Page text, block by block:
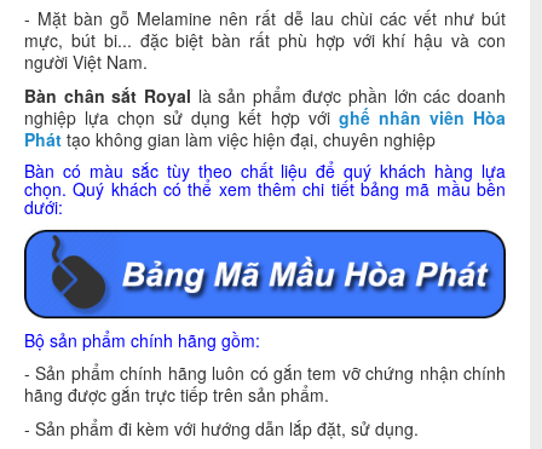
- Mặt bàn gỗ Melamine nên rất dễ lau chùi các vết như bút
mực, bút bi... đặc biệt bàn rất phù hợp với khí hậu và con
người Việt Nam.
Bàn chân sắt Royal là sản phẩm được phần lớn các doanh
nghiệp lựa chọn sử dụng kết hợp với ghế nhân viên Hòa
Phát tạo không gian làm việc hiện đại, chuyên nghiệp
Bàn có màu sắc tùy theo chất liệu để quý khách hàng lựa
chọn. Quý khách có thể xem thêm chi tiết bảng mã mầu bên
dưới:
Bộ sản phẩm chính hãng gồm:
- Sản phẩm chính hãng luôn có gắn tem vỡ chứng nhận chính
hãng được gắn trực tiếp trên sản phẩm.
- Sản phẩm đi kèm với hướng dẫn lắp đặt, sử dụng.